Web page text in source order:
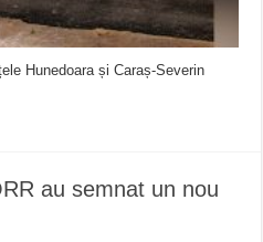
Hunedoara și Caraș-Severin
au semnat un nou